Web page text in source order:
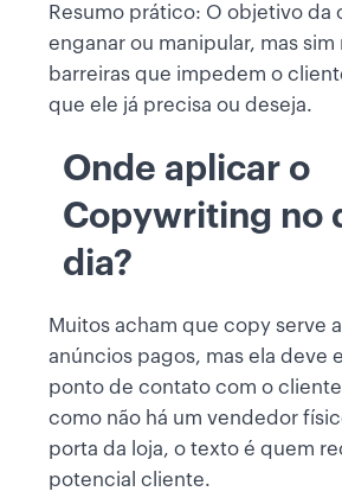
Resumo prático: O objetivo da
enganar ou manipular, mas sim
barreiras que impedem o
que ele já precisa ou deseja.
Onde aplicar o
Copywriting no
dia?
Muitos acham que copy serve
anúncios pagos, mas ela deve
ponto de contato com o
como não há um vendedor
porta da loja, o texto é quem
potencial cliente.